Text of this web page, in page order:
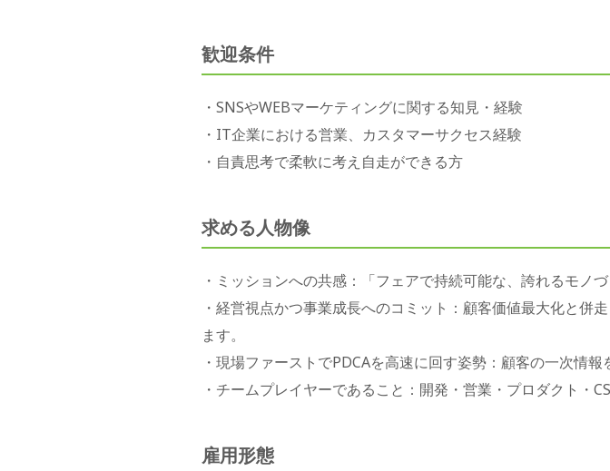
歓迎条件
・SNSやWEBマーケティングに関する知見・経験
・IT企業における営業、カスタマーサクセス経験
・自責思考で柔軟に考え自走ができる方
求める人物像
・ミッションへの共感：「フェアで持続可能な、誇れるモノ
・経営視点かつ事業成長へのコミット：顧客価値最大化と併
ます。
・現場ファーストでPDCAを高速に回す姿勢：顧客の一次情
・チームプレイヤーであること：開発・営業・プロダクト・
雇用形態